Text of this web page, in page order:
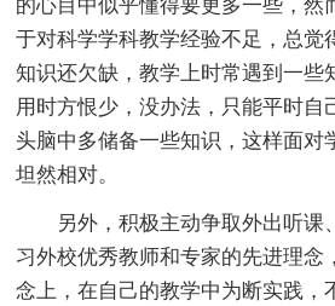
的心目中似乎懂得要更多一些，然
于对科学学科教学经验不足，总觉
知识还欠缺，教学上时常遇到一些
用时方恨少，没办法，只能平时自
头脑中多储备一些知识，这样面对
坦然相对。
另外，积极主动争取外出听课
习外校优秀教师和专家的先进理念
念上，在自己的教学中为断实践，